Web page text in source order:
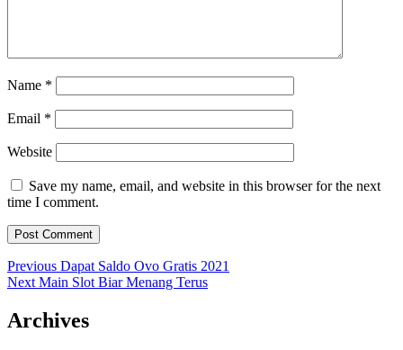
Name *
Email *
Website
Save my name, email, and website in this browser for the next
time I comment.
Post
navigation
Previous Previous
post:
Dapat Saldo Ovo Gratis 2021
Next Next
Main Slot Biar Menang Terus
Archives